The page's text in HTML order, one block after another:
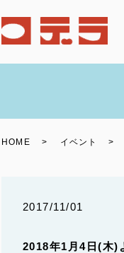
HOME イベント
2017/11/01
2018年1月4日(木)